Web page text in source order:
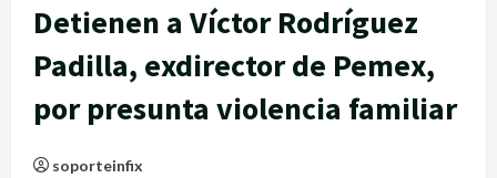
Detienen a Víctor Rodríguez
Padilla, exdirector de Pemex,
por presunta violencia familiar
soporteinfix